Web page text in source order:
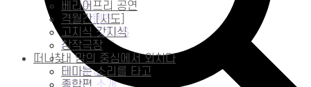
이벤트
무료콘텐츠
CONTACT US
ABOUT US
떠나찾
떠나찾앱 바로가기
베리어프리 공연
격월간 [시도]
고지식 갓지식
창작극장
내 맘의 중심에서 외치다
테마는 소리를 타고